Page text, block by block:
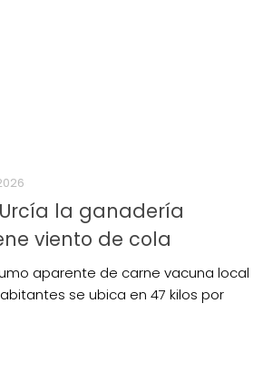
la ganadería
viento de cola
aparente de carne vacuna local
se ubica en 47 kilos por